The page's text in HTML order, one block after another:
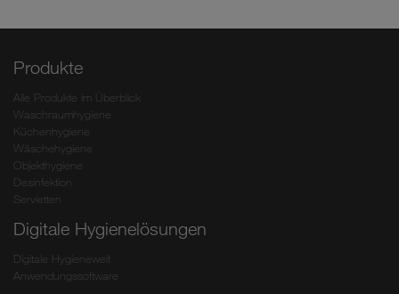
Produkte
Alle Produkte im Überblick
Waschraumhygiene
Küchenhygiene
Wäschehygiene
Objekthygiene
Desinfektion
Servietten
Digitale Hygienelösungen
Digitale Hygienewelt
Anwendungssoftware